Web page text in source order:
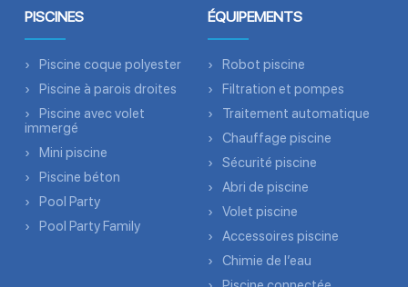
PISCINES
Piscine coque polyester
Piscine à parois droites
Piscine avec volet
immergé
Mini piscine
Piscine béton
Pool Party
Pool Party Family
ÉQUIPEMENTS
Robot piscine
Filtration et pompes
Traitement automatique
Chauffage piscine
Sécurité piscine
Abri de piscine
Volet piscine
Accessoires piscine
Chimie de l’eau